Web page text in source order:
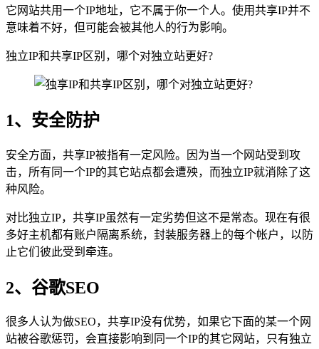
它网站共用一个IP地址，它不属于你一个人。使用共享IP并不
意味着不好，但可能会被其他人的行为影响。
独立IP和共享IP区别，哪个对独立站更好?
1、安全防护
安全方面，共享IP被指有一定风险。因为当一个网站受到攻
击，所有同一个IP的其它站点都会遭殃，而独立IP就消除了这
种风险。
对比独立IP，共享IP虽然有一定劣势但这不是常态。现在有很
多好主机都有账户隔离系统，封装服务器上的每个帐户，以防
止它们彼此受到牵连。
2、谷歌SEO
很多人认为做SEO，共享IP没有优势，如果它下面的某一个网
站被谷歌惩罚，会直接影响到同一个IP的其它网站，只有独立